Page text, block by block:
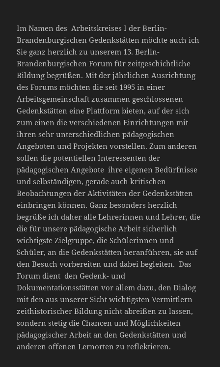
Im Namen des Arbeitskreises I der Berlin-
Brandenburgischen Gedenkstätten möchte auch ich
Sie ganz herzlich zu unserem 13. Berlin-
Brandenburgischen Forum für zeitgeschichtliche
Bildung begrüßen. Mit der jährlichen Ausrichtung
des Forums möchten die seit 1995 in einer
Arbeitsgemeinschaft zusammen geschlossenen
Gedenkstätten eine Plattform bieten, auf der sich
zum einen die verschiedenen Einrichtungen mit
ihren sehr unterschiedlichen pädagogischen
Angeboten und Projekten vorstellen. Zum anderen
sollen die potentiellen Interessenten der
pädagogischen Angebote ihre eigenen Bedürfnisse
und selbständigen, gerade auch kritischen
Beobachtungen der Aktivitäten der Gedenkstätten
einbringen können. Ganz besonders herzlich
begrüße ich daher alle Lehrerinnen und Lehrer, die
die für unsere pädagogische Arbeit sicherlich
wichtigste Zielgruppe, die Schülerinnen und
Schüler, an die Gedenkstätten heranführen, sie auf
den Besuch vorbereiten und dabei begleiten. Das
Forum dient den Gedenk- und
Dokumentationsstätten vor allem dazu, den Dialog
mit den aus unserer Sicht wichtigsten Vermittlern
zeithistorischer Bildung nicht abreißen zu lassen,
sondern stetig die Chancen und Möglichkeiten
pädagogischer Arbeit an den Gedenkstätten und
anderen offenen Lernorten zu reflektieren.